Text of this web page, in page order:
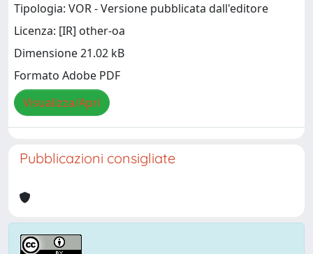
Tipologia: VOR - Versione pubblicata dall'editore
Licenza: [IR] other-oa
Dimensione 21.02 kB
Formato Adobe PDF
Visualizza/Apri
Pubblicazioni consigliate